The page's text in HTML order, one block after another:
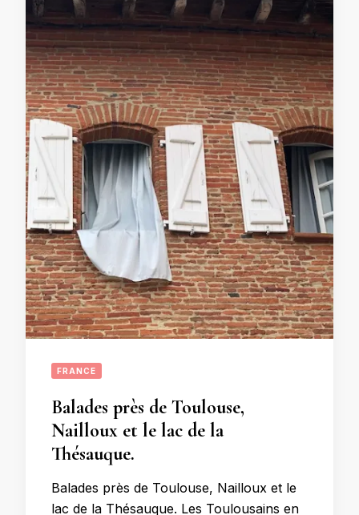
FRANCE
Balades près de Toulouse,
Nailloux et le lac de la
Thésauque.
Balades près de Toulouse, Nailloux et le
lac de la Thésauque. Les Toulousains en